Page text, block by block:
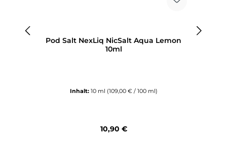
Pod Salt NexLiq NicSalt Aqua Lemon
10ml
Inhalt: 10 ml (109,00 € / 100 ml)
Regulärer Preis:
10,90 €